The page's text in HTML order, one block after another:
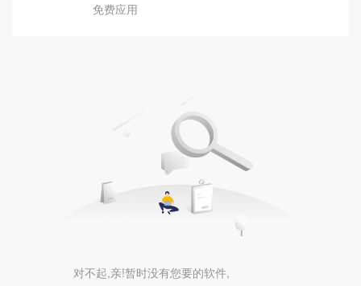
免费应用
对不起,亲!暂时没有您要的软件,